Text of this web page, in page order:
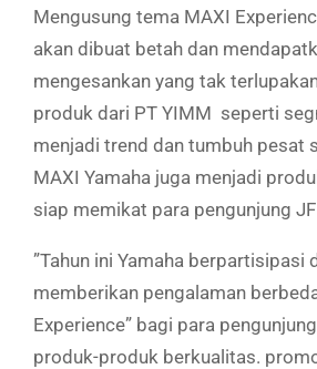
Mengusung tema MAXI
akan dibuat betah dan
mengesankan yang tak
produk dari PT YIMM seperti
menjadi trend dan tumbuh pesat
MAXI Yamaha juga menjadi
siap memikat para pengunjung
”Tahun ini Yamaha berpartisipasi
memberikan pengalaman
Experience” bagi para
produk-produk berkualitas.